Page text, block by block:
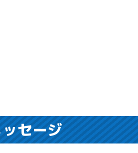
セージ